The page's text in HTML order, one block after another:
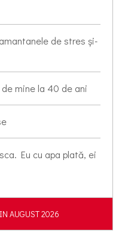
de stres și-
mine la 40 de ani
Eu cu apa plată, ei
AUGUST 2026